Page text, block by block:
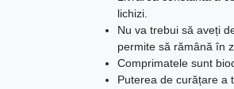
lichizi.
Nu va trebui să aveți
permite să rămână în
Comprimatele sunt
Puterea de curățare a